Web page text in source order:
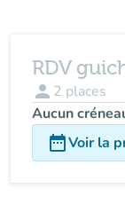
RDV
person 2 places
Aucun
date_rangeVoir la